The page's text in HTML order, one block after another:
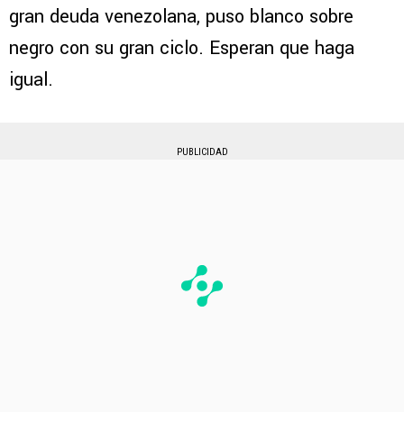
gran deuda venezolana, puso blanco sobre
negro con su gran ciclo. Esperan que haga
igual.
PUBLICIDAD